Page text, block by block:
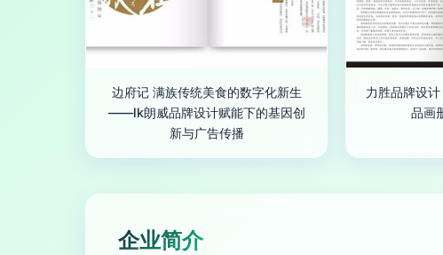
边府记 满族传统美食的数字化新生
——lk朗威品牌设计赋能下的基因创
新与广告传播
力胜品牌设
品画
企业简介